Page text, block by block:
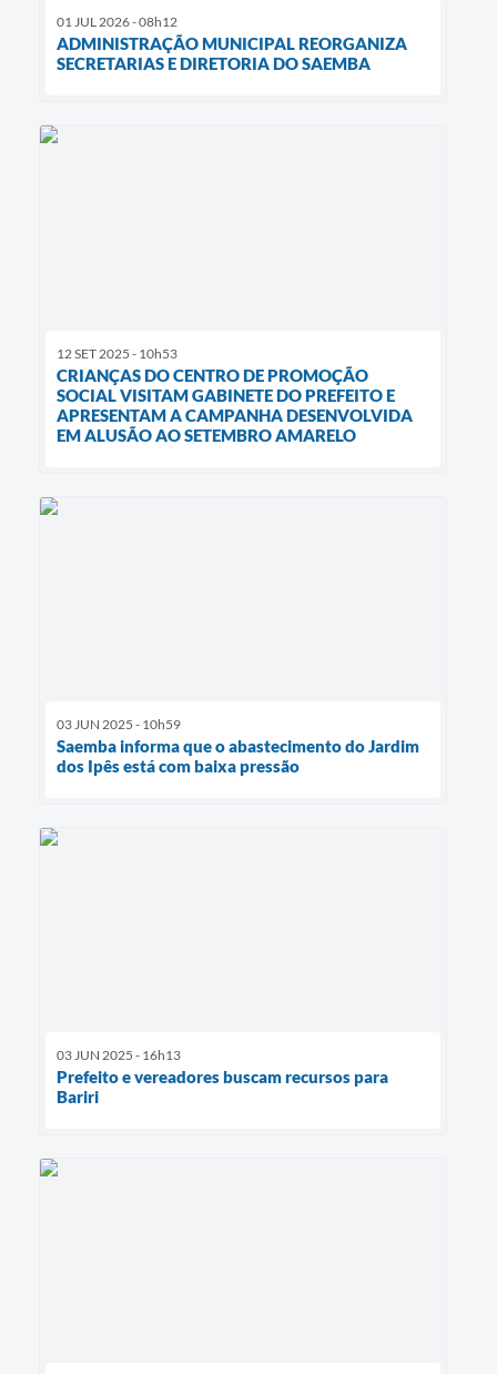
01 JUL 2026 - 08h12
ADMINISTRAÇÃO MUNICIPAL REORGANIZA
SECRETARIAS E DIRETORIA DO SAEMBA
12 SET 2025 - 10h53
CRIANÇAS DO CENTRO DE PROMOÇÃO
SOCIAL VISITAM GABINETE DO PREFEITO E
APRESENTAM A CAMPANHA DESENVOLVIDA
EM ALUSÃO AO SETEMBRO AMARELO
03 JUN 2025 - 10h59
Saemba informa que o abastecimento do Jardim
dos Ipês está com baixa pressão
03 JUN 2025 - 16h13
Prefeito e vereadores buscam recursos para
Bariri